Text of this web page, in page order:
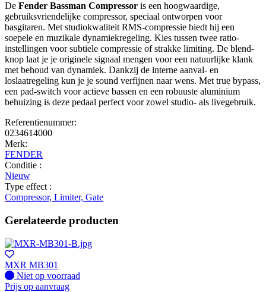
De Fender Bassman Compressor is een hoogwaardige,
gebruiksvriendelijke compressor, speciaal ontworpen voor
basgitaren. Met studiokwaliteit RMS-compressie biedt hij een
soepele en muzikale dynamiekregeling. Kies tussen twee ratio-
instellingen voor subtiele compressie of strakke limiting. De blend-
knop laat je je originele signaal mengen voor een natuurlijke klank
met behoud van dynamiek. Dankzij de interne aanval- en
loslaatregeling kun je je sound verfijnen naar wens. Met true bypass,
een pad-switch voor actieve bassen en een robuuste aluminium
behuizing is deze pedaal perfect voor zowel studio- als livegebruik.
Referentienummer:
0234614000
Merk:
FENDER
Conditie :
Nieuw
Type effect :
Compressor, Limiter, Gate
Gerelateerde producten
MXR MB301
Fysiek voorradig
Niet op voorraad
Prijs op aanvraag